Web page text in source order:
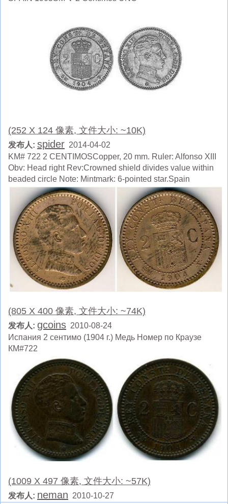
(252 X 124 像素, 文件大小: ~10K)
发布人: spider 2014-04-02
KM# 722 2 CENTIMOSCopper, 20 mm. Ruler: Alfonso XIII
Obv: Head right Rev:Crowned shield divides value within
beaded circle Note: Mintmark: 6-pointed star.Spain
(805 X 400 像素, 文件大小: ~74K)
发布人: gcoins 2010-08-24
Испания 2 сентимо (1904 г.) Медь Номер по Краузе
КМ#722
(1009 X 497 像素, 文件大小: ~57K)
发布人: neman 2010-10-27